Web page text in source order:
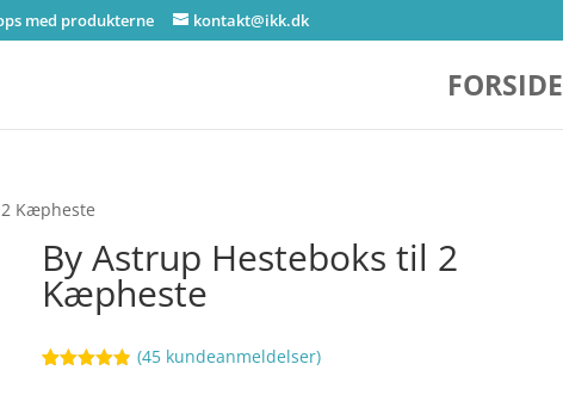
med produkterne kontakt@ikk.dk
FORSIDE
Kæpheste
By Astrup Hesteboks til 2
Kæpheste
(45kundeanmeldelser)